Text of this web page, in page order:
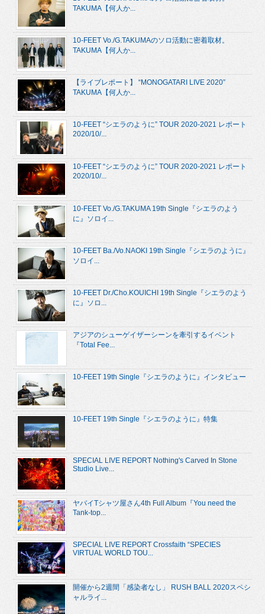
TAKUMA【何人か...
10-FEET Vo./G.TAKUMAのソロ活動に密着取材。
TAKUMA【何人か...
【ライブレポート】 “MONOGATARI LIVE 2020”
TAKUMA【何人か...
10-FEET “シエラのように” TOUR 2020-2021 レポート
2020/10/...
10-FEET “シエラのように” TOUR 2020-2021 レポート
2020/10/...
10-FEET Vo./G.TAKUMA 19th Single『シエラのよう
に』ソロイ...
10-FEET Ba./Vo.NAOKI 19th Single『シエラのように』
ソロイ...
10-FEET Dr./Cho.KOUICHI 19th Single『シエラのよう
に』ソロ...
アジアのシューゲイザーシーンを牽引するイベント
『Total Fee...
10-FEET 19th Single『シエラのように』インタビュー
10-FEET 19th Single『シエラのように』特集
SPECIAL LIVE REPORT Nothing's Carved In Stone
Studio Live...
ヤバイTシャツ屋さん4th Full Album『You need the
Tank-top...
SPECIAL LIVE REPORT Crossfaith “SPECIES
VIRTUAL WORLD TOU...
開催から2週間「感染者なし」 RUSH BALL 2020スペシ
ャルライ...